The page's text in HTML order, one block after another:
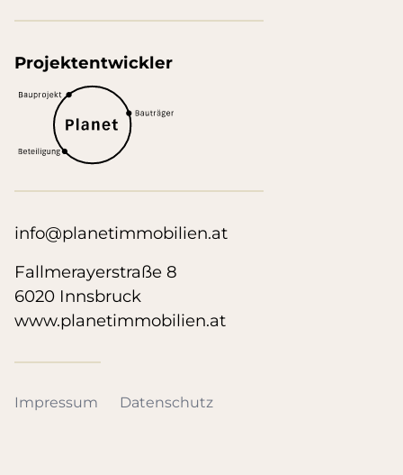
Projektentwickler
info@planetimmobilien.at
Fallmerayerstraße 8
6020 Innsbruck
www.planetimmobilien.at
Impressum Datenschutz